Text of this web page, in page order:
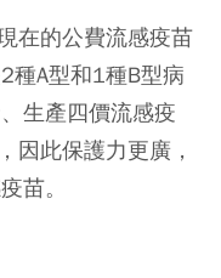
在的公費流感疫苗
種A型和1種B型病
生產四價流感疫
因此保護力更廣，
苗。